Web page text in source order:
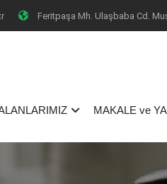
Feritpaşa Mh. Ulaşbaba Cd.
MAKALE ve